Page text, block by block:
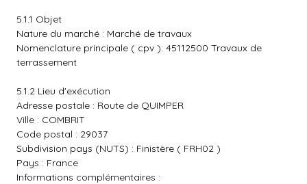
5.1.1 Objet
Nature du marché : Marché de travaux
Nomenclature principale ( cpv ): 45112500 Travaux de
terrassement
5.1.2 Lieu d'exécution
Adresse postale : Route de QUIMPER
Ville : COMBRIT
Code postal : 29037
Subdivision pays (NUTS) : Finistère ( FRH02 )
Pays : France
Informations complémentaires :